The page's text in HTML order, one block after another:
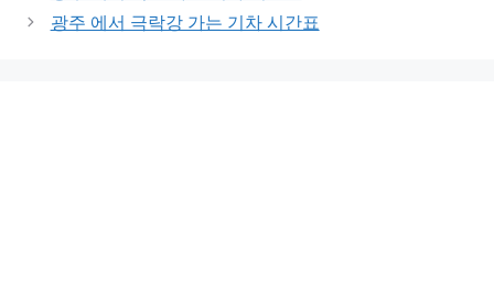
광주 에서 극락강 가는 기차 시간표